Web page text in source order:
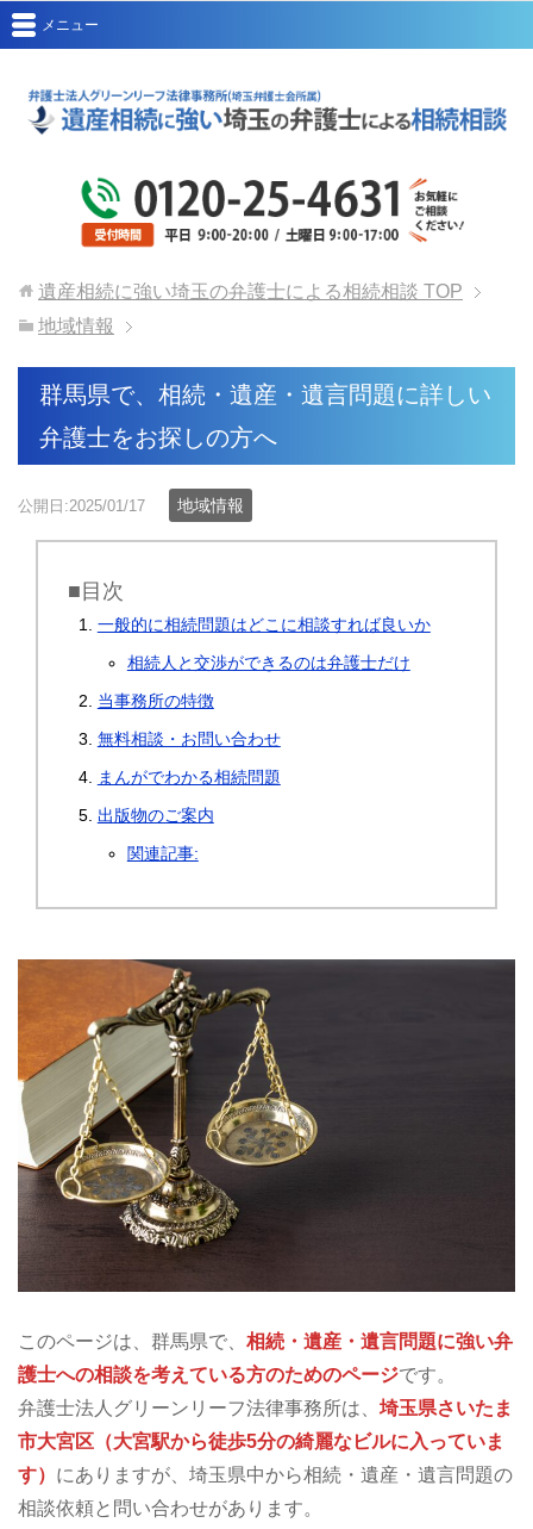
メニュー
遺産相続に強い埼玉の弁護士による相続相談 TOP
地域情報
群馬県で、相続・遺産・遺言問題に詳しい
弁護士をお探しの方へ
公開日:2025/01/17 地域情報
■目次
一般的に相続問題はどこに相談すれば良いか
相続人と交渉ができるのは弁護士だけ
当事務所の特徴
無料相談・お問い合わせ
まんがでわかる相続問題
出版物のご案内
関連記事:
このページは、群馬県で、 相続・遺産・遺言問題に強い弁
護士への相談を考えている方のためのページです。
弁護士法人グリーンリーフ法律事務所は、 埼玉県さいたま
市大宮区（大宮駅から徒歩5分の綺麗なビルに入っていま
す） にありますが、埼玉県中から相続・遺産・遺言問題の
相談依頼と問い合わせがあります。